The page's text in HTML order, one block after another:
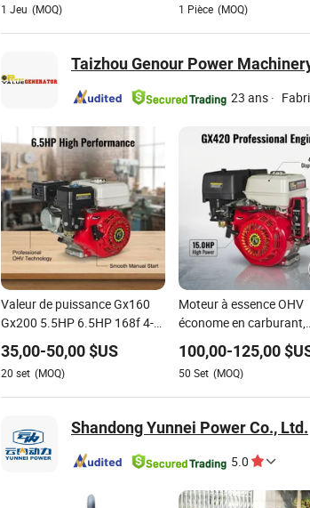
1 Jeu (MOQ) 1 Pièce (MOQ)
Taizhou Genour Power
23 ans ·
Valeur de puissance Gx160
Gx200 5.5HP 6.5HP 168f 4-
Stroke Moteur à essence
refroidi par air démarrage par
clé démarrage par rappel
petit moteur pour générateur
35,00-50,00 $US
20 set (MOQ)
Moteur à essence OHV
économe en carburant,
démarrage électrique et
rappel, refroidi par air,
monocylindre pour
générateur domestique
100,00-125,00
50 Set (MOQ)
Shandong Yunnei Power Co., Ltd.
5.0